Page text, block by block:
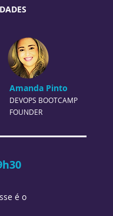
Amanda Pinto
DEVOPS BOOTCAMP
FOUNDER
é o